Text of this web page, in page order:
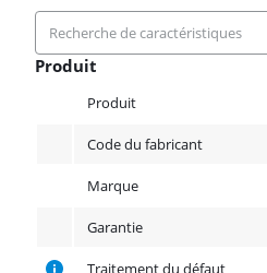
Produit
Produit
Code du fabricant
Marque
Garantie
Traitement du défaut